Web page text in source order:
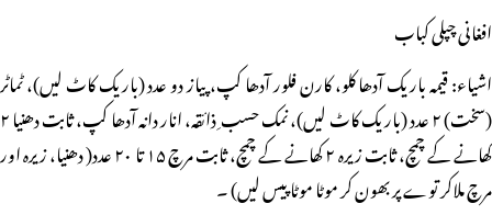
افغانی چپلی کباب
اشیاء: قیمہ باریک آدھا کلو، کارن فلور آدھا کپ، پیاز دو عدد (باریک کاٹ لیں)، ٹماٹر
(سخت) ۲ عدد (باریک کاٹ لیں)، نمک حسب ِ ذائقہ، انار دانہ آدھا کپ، ثابت دھنیا ۲
کھانے کے چمچ، ثابت زیرہ ۲ کھانے کے چمچ، ثابت مرچ ۱۵ تا ۲۰ عدد( دھنیا، زیرہ اور
مرچ ملاکر توے پر بھون کر موٹا موٹا پیس لیں) ۔